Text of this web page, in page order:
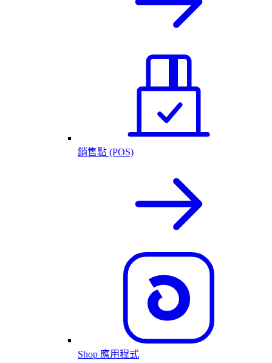
銷售點 (POS)
Shop 應用程式